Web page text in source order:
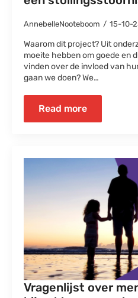
AnnebelleNooteboom 15-10-
Waarom dit project? Uit
moeite hebben om goede en
vinden over de invloed van
gaan we doen? We…
Read more
Vragenlijst over